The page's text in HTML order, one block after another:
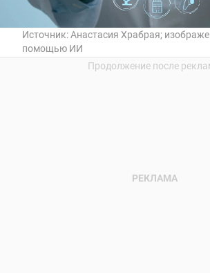
Источник:Анастасия Храбрая;
помощью ИИ